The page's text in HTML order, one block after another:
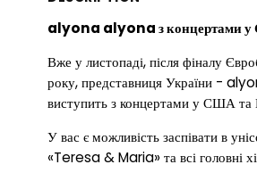
alyona alyona з концертами у
Вже у листопаді, після фіналу
року, представниця України -
виступить з концертами у США та
У вас є можливість заспівати в
«Teresa & Maria» та всі головні